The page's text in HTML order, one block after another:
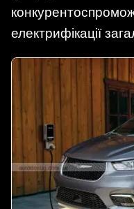
електрифікації